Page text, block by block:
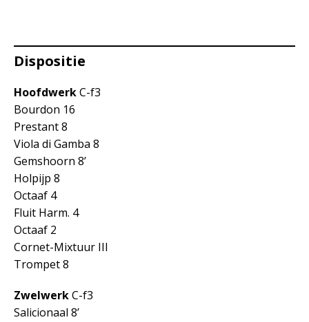
Dispositie
HoofdwerkC-f3
Bourdon 16
Prestant 8
Viola di Gamba 8
Gemshoorn 8’
Holpijp 8
Octaaf 4
Fluit Harm. 4
Octaaf 2
Cornet-Mixtuur III
Trompet 8
ZwelwerkC-f3
Salicionaal 8’